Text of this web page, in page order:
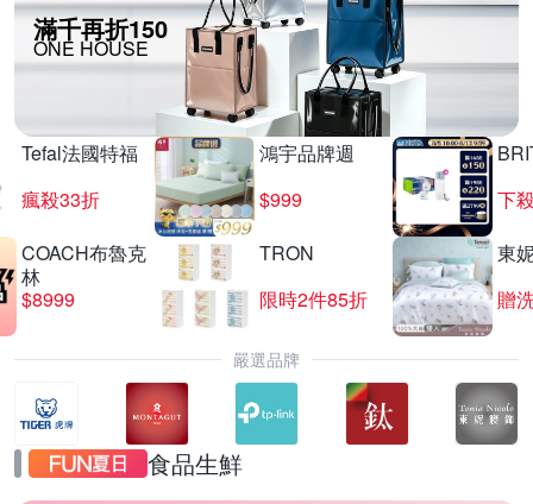
滿千再折150
ONE HOUSE
Tefal法國特福
瘋殺33折
鴻宇品牌週
$999
下
COACH布魯克
林
$8999
TRON
限時2件85折
東
贈
嚴選品牌
食品生鮮